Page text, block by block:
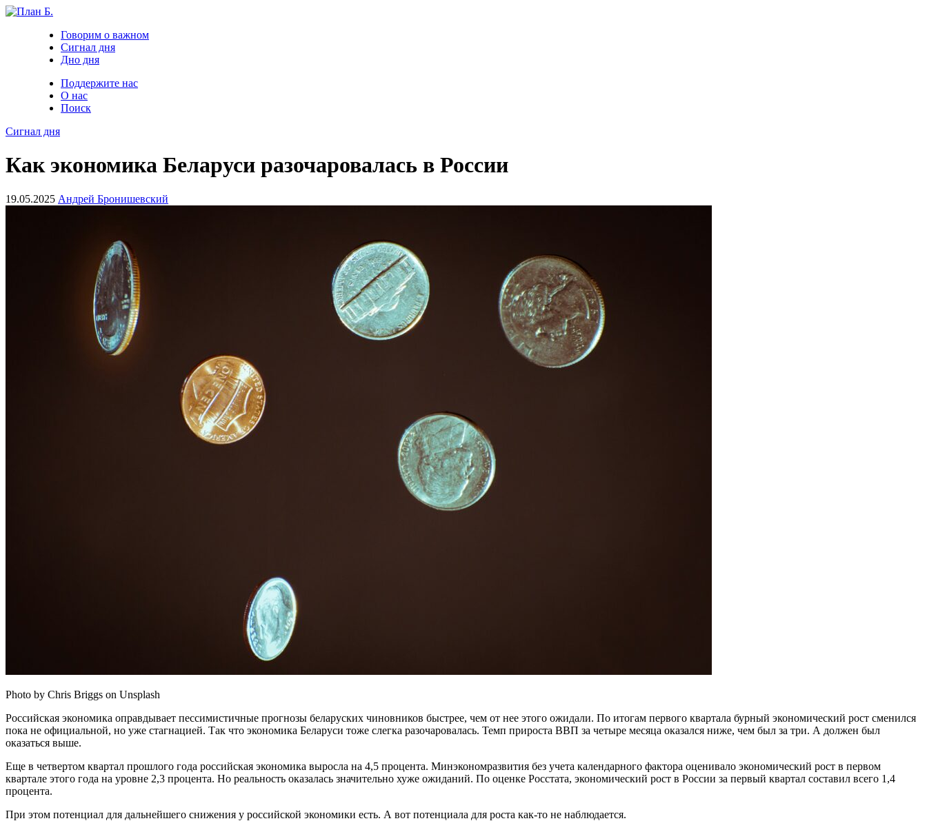
Говорим о важном
Сигнал дня
Дно дня
Поддержите нас
О нас
Поиск
Сигнал дня
Как экономика Беларуси разочаровалась в России
19.05.2025 Андрей Бронишевский
Photo by Chris Briggs on Unsplash
Российская экономика оправдывает пессимистичные прогнозы беларуских чиновников быстрее, чем от нее этого ожидали. По итогам первого квартала бурный экономический рост сменился
пока не официальной, но уже стагнацией. Так что экономика Беларуси тоже слегка разочаровалась. Темп прироста ВВП за четыре месяца оказался ниже, чем был за три. А должен был
оказаться выше.
Еще в четвертом квартал прошлого года российская экономика выросла на 4,5 процента. Минэкономразвития без учета календарного фактора оценивало экономический рост в первом
квартале этого года на уровне 2,3 процента. Но реальность оказалась значительно хуже ожиданий. По оценке Росстата, экономический рост в России за первый квартал составил всего 1,4
процента.
При этом потенциал для дальнейшего снижения у российской экономики есть. А вот потенциала для роста как-то не наблюдается.